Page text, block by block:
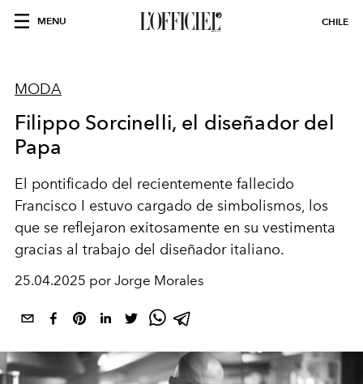
MENU CHILE
MODA
Filippo Sorcinelli, el diseñador del
Papa
El pontificado del recientemente fallecido
Francisco I estuvo cargado de simbolismos, los
que se reflejaron exitosamente en su vestimenta
gracias al trabajo del diseñador italiano.
25.04.2025 por Jorge Morales